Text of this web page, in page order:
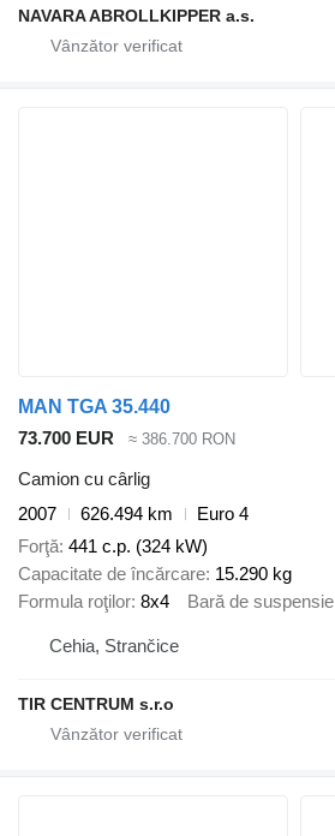
NAVARA ABROLLKIPPER a.s.
MAN TGA 35.440
73.700 EUR
≈ 386.700 RON
Camion cu cârlig
2007
626.494 km
Euro 4
Forţă 441 c.p. (324 kW)
Capacitate de încărcare 15.290 kg
Formula roţilor 8x4 Bară de suspensie
Cehia, Strančice
TIR CENTRUM s.r.o